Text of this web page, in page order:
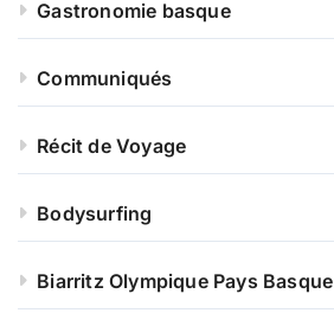
Gastronomie basque
Communiqués
Récit de Voyage
Bodysurfing
Biarritz Olympique Pays Basque